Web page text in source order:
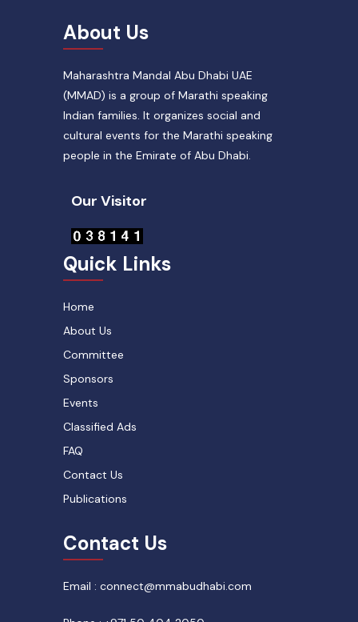
About Us
Maharashtra Mandal Abu Dhabi UAE
(MMAD) is a group of Marathi speaking
Indian families. It organizes social and
cultural events for the Marathi speaking
people in the Emirate of Abu Dhabi.
Our Visitor
Quick Links
Home
About Us
Committee
Sponsors
Events
Classified Ads
FAQ
Contact Us
Publications
Contact Us
Email : connect@mmabudhabi.com